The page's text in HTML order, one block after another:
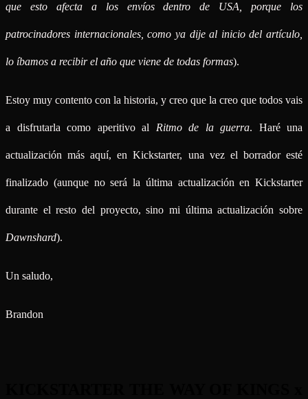
que esto afecta a los envíos dentro de USA, porque los
patrocinadores internacionales, como ya dije al inicio del artículo,
lo íbamos a recibir el año que viene de todas formas).
Estoy muy contento con la historia, y creo que la creo que todos vais
a disfrutarla como aperitivo al Ritmo de la guerra. Haré una
actualización más aquí, en Kickstarter, una vez el borrador esté
finalizado (aunque no será la última actualización en Kickstarter
durante el resto del proyecto, sino mi última actualización sobre
Dawnshard).
Un saludo,
Brandon